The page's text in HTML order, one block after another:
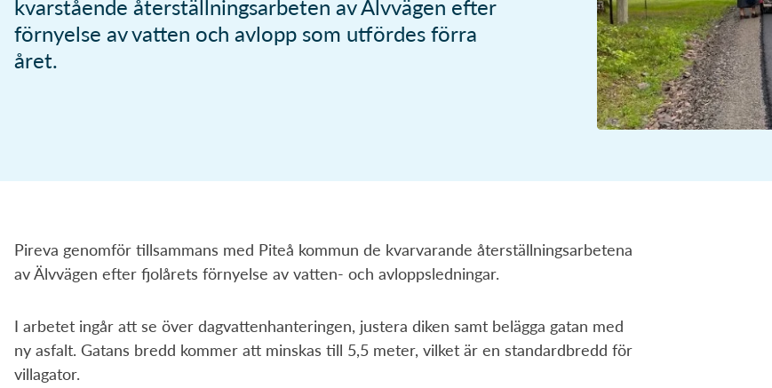
E-tjänster återvinning och avfall
Övriga länkar
Kundservice och e-tjänster
Mina sidor
Vanliga sökningar:
Sorteringsguide Sophämtning TömningsschemaÅtervinningscentral
kvarstående återställningsarbeten av Älvvägen efter
förnyelse av vatten och avlopp som utfördes förra
året.
Pireva genomför tillsammans med Piteå kommun de kvarvarande återställningsarbetena
av Älvvägen efter fjolårets förnyelse av vatten- och avloppsledningar.
I arbetet ingår att se över dagvattenhanteringen, justera diken samt belägga gatan med
ny asfalt. Gatans bredd kommer att minskas till 5,5 meter, vilket är en standardbredd för
villagator.